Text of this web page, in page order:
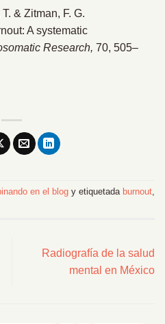
& Zitman, F. G.
A systematic
Research, 70, 505–
en el blog y etiquetada burnout,
Radiografía de la salud
mental en México